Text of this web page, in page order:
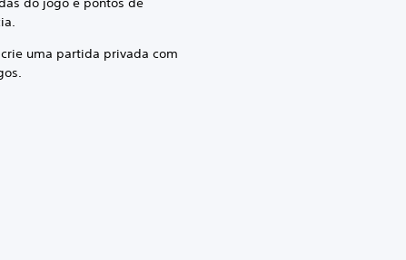
crie uma partida privada com